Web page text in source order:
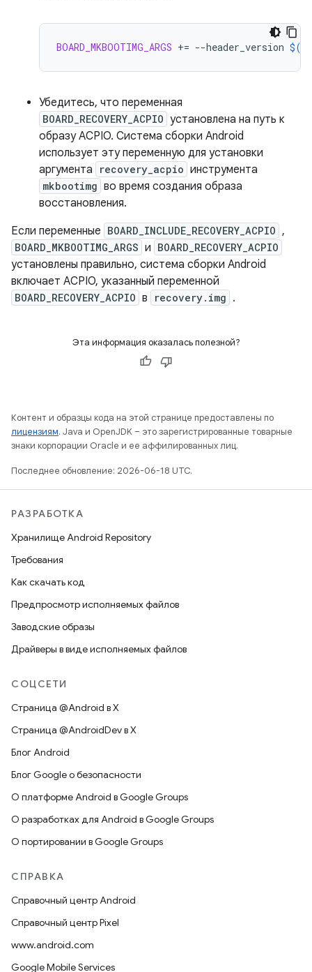
BOARD_MKBOOTIMG_ARGS += --header_version $(
Убедитесь, что переменная
BOARD_RECOVERY_ACPIO установлена ​​на путь к
образу ACPIO. Система сборки Android
использует эту переменную для установки
аргумента
recovery_acpio инструмента
mkbootimg во время создания образа
восстановления.
Если переменные BOARD_INCLUDE_RECOVERY_ACPIO ,
BOARD_MKBOOTIMG_ARGS и BOARD_RECOVERY_ACPIO
установлены правильно, система сборки Android
включает ACPIO, указанный переменной
BOARD_RECOVERY_ACPIO в recovery.img .
Эта информация оказалась полезной?
Контент и образцы кода на этой странице предоставлены по
лицензиям. Java и OpenJDK – это зарегистрированные товарные
знаки корпорации Oracle и ее аффилированных лиц.
Последнее обновление: 2026-06-18 UTC.
РАЗРАБОТКА
Хранилище Android Repository
Требования
Как скачать код
Предпросмотр исполняемых файлов
Заводские образы
Драйверы в виде исполняемых файлов
СОЦСЕТИ
Страница @Android в X
Страница @AndroidDev в X
Блог Android
Блог Google о безопасности
О платформе Android в Google Groups
О разработках для Android в Google Groups
О портировании в Google Groups
СПРАВКА
Справочный центр Android
Справочный центр Pixel
www.android.com
Google Mobile Services